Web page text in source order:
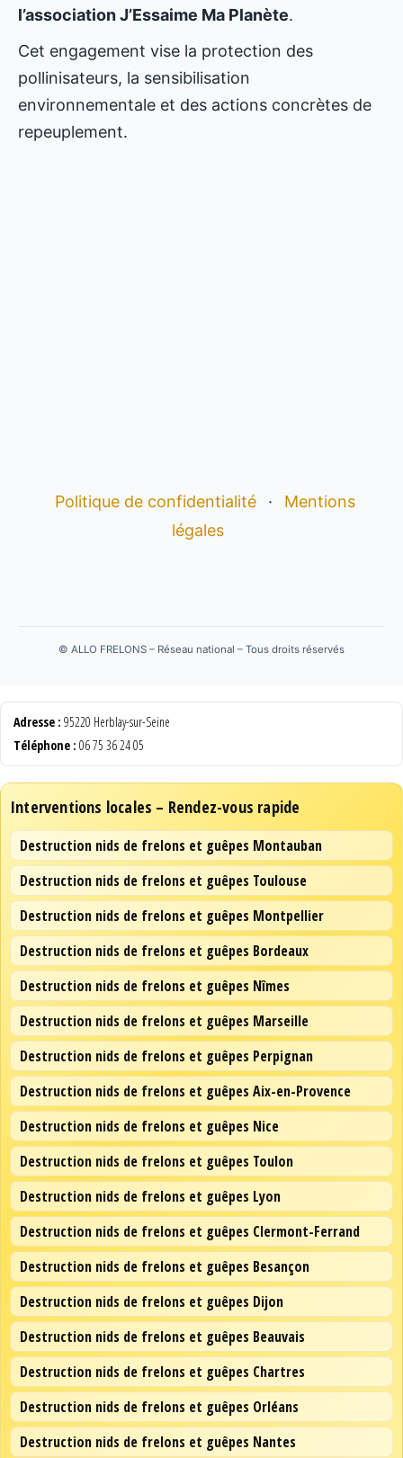
l’association J’Essaime Ma Planète.
Cet engagement vise la protection des
pollinisateurs, la sensibilisation
environnementale et des actions concrètes de
repeuplement.
Politique de confidentialité ·
Mentions
légales
© ALLO FRELONS – Réseau national – Tous droits réservés
Adresse : 95220 Herblay-sur-Seine
Téléphone : 06 75 36 24 05
Interventions locales – Rendez-vous rapide
Destruction nids de frelons et guêpes Montauban
Destruction nids de frelons et guêpes Toulouse
Destruction nids de frelons et guêpes Montpellier
Destruction nids de frelons et guêpes Bordeaux
Destruction nids de frelons et guêpes Nîmes
Destruction nids de frelons et guêpes Marseille
Destruction nids de frelons et guêpes Perpignan
Destruction nids de frelons et guêpes Aix-en-Provence
Destruction nids de frelons et guêpes Nice
Destruction nids de frelons et guêpes Toulon
Destruction nids de frelons et guêpes Lyon
Destruction nids de frelons et guêpes Clermont-Ferrand
Destruction nids de frelons et guêpes Besançon
Destruction nids de frelons et guêpes Dijon
Destruction nids de frelons et guêpes Beauvais
Destruction nids de frelons et guêpes Chartres
Destruction nids de frelons et guêpes Orléans
Destruction nids de frelons et guêpes Nantes